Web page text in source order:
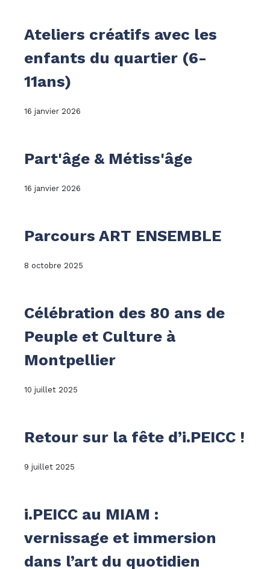
Ateliers créatifs avec les
enfants du quartier (6-
11ans)
16 janvier 2026
Part'âge & Métiss'âge
16 janvier 2026
Parcours ART ENSEMBLE
8 octobre 2025
Célébration des 80 ans de
Peuple et Culture à
Montpellier
10 juillet 2025
Retour sur la fête d’i.PEICC !
9 juillet 2025
i.PEICC au MIAM :
vernissage et immersion
dans l’art du quotidien